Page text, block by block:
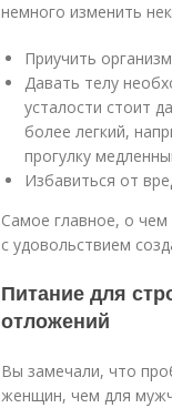
немного изменить
Приучить
Давать телу
усталости стоит
более легкий,
прогулку
Избавиться от
Самое главное, о
с удовольствием
Питание для
отложений
Вы замечали, что
женщин, чем для